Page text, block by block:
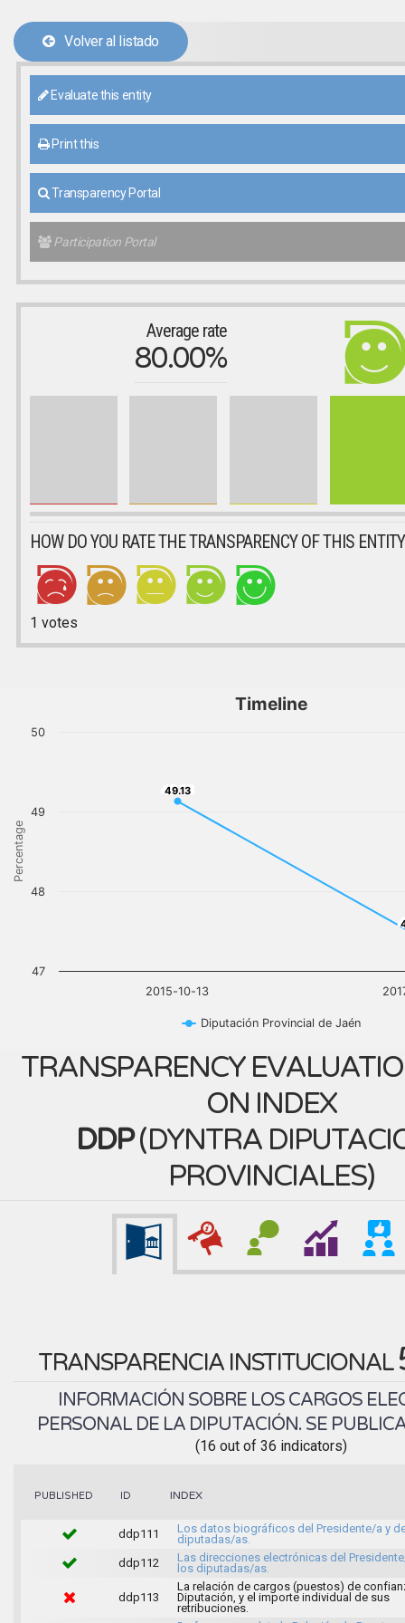
Volver al listado
Evaluate this entity
Print this
Transparency Portal
Participation Portal
Average rate
80.00%
HOW DO YOU RATE THE TRANSPARENCY OF THIS
1 votes
Percentage
Timeline
49.13
49.13
Diputación Provincial de Jaén
2015-10-13
47
48
49
50
TRANSPARENCY
ON INDEX
DDP(DYNTRA
PROVINCIALES)
TRANSPARENCIA INSTITUCIONAL
INFORMACIÓN SOBRE LOS CARGOS
PERSONAL DE LA DIPUTACIÓN. SE
(16 out of 36 indicators)
PUBLISHED ID INDEX
ddp111
Los datos biográficos del Presidente/a y
diputadas/as.
ddp112
Las direcciones electrónicas del
los diputadas/as.
ddp113
La relación de cargos (puestos) de
Diputación, y el importe individual de sus
retribuciones.